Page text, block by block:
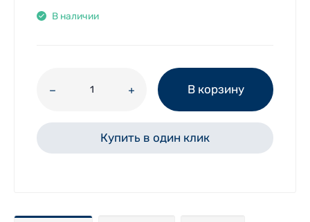
В наличии
В корзину
Купить в один клик